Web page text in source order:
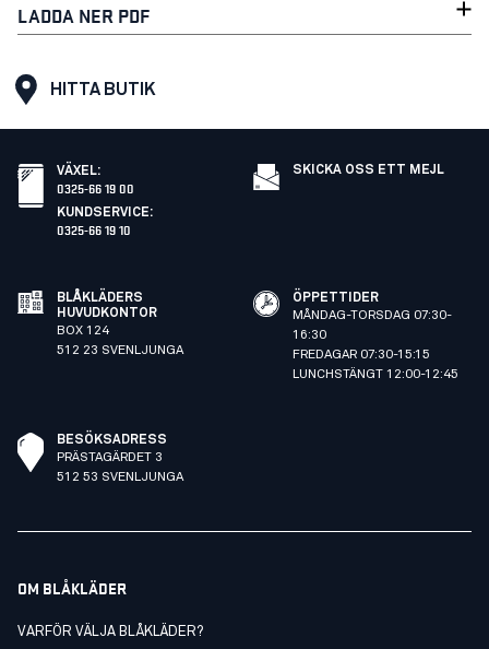
LADDA NER PDF
HITTA BUTIK
VÄXEL:
0325-66 19 00
KUNDSERVICE:
0325-66 19 10
SKICKA OSS ETT MEJL
BLÅKLÄDERS
HUVUDKONTOR
BOX 124
512 23 SVENLJUNGA
ÖPPETTIDER
MÅNDAG-TORSDAG 07:30-
16:30
FREDAGAR 07:30-15:15
LUNCHSTÄNGT 12:00-12:45
BESÖKSADRESS
PRÄSTAGÄRDET 3
512 53 SVENLJUNGA
OM BLÅKLÄDER
VARFÖR VÄLJA BLÅKLÄDER?